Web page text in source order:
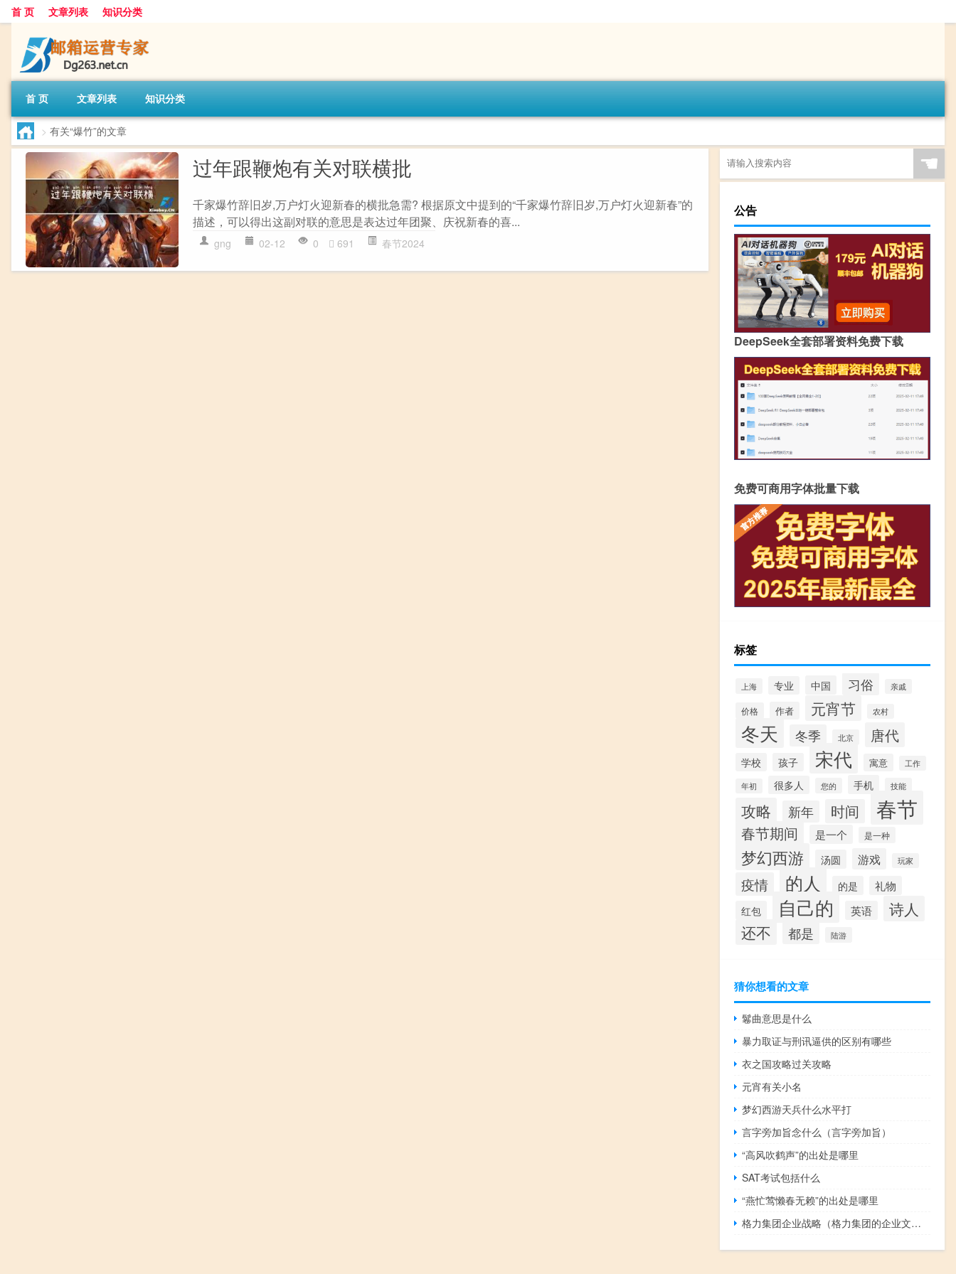
首 页 文章列表 知识分类
首 页 文章列表 知识分类
> 有关“爆竹”的文章
过年跟鞭炮有关对联横批
千家爆竹辞旧岁,万户灯火迎新春的横批急需? 根据原文中提到的“千家爆竹辞旧岁,万户灯火迎新春”的
描述，可以得出这副对联的意思是表达过年团聚、庆祝新春的喜...
gng 02-12 0 691 春节2024
☚
公告
DeepSeek全套部署资料免费下载
免费可商用字体批量下载
标签
上海 专业 中国 习俗 亲戚
价格 作者 元宵节 农村
冬天 冬季 北京 唐代
学校 孩子 宋代 寓意 工作
年初 很多人 您的 手机 技能
攻略 新年 时间 春节
春节期间 是一个 是一种
梦幻西游 汤圆 游戏 玩家
疫情 的人 的是
礼物
红包
自己的 英语
诗人
还不
都是 陆游
猜你想看的文章
鬈曲意思是什么
暴力取证与刑讯逼供的区别有哪些
衣之国攻略过关攻略
元宵有关小名
梦幻西游天兵什么水平打
言字旁加旨念什么（言字旁加旨）
“高风吹鹤声”的出处是哪里
SAT考试包括什么
“燕忙莺懒春无赖”的出处是哪里
格力集团企业战略（格力集团的企业文化）